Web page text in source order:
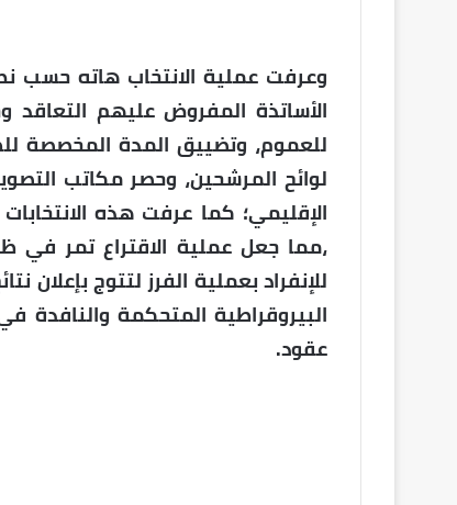
الأساتذة المفروض عليهم
للعموم، وتضييق المدة المخصصة
لوائح المرشحين، وحصر مكاتب
الإقليمي؛ كما عرفت هذه
،مما جعل عملية الاقتراع تمر في
للإنفراد بعملية الفرز لتتوج
البيروقراطية المتحكمة والنافدة
عقود.